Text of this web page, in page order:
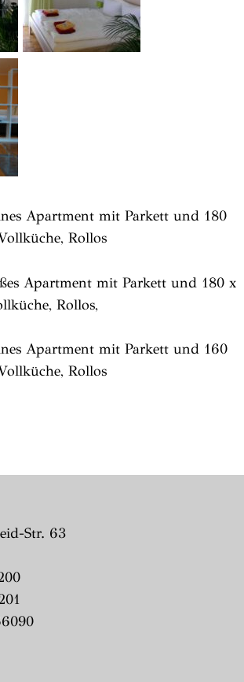
Apartment mit Parkett und 180
Rollos
Apartment mit Parkett und 180 x
Rollos,
Apartment mit Parkett und 160
Rollos
Str. 63